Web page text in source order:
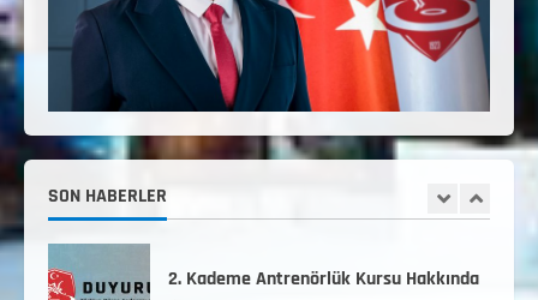
SON HABERLER
3. Kademe Güreş Antrenör Uygulama
Eğitimi Sivas’ta Açılıyor
Haziran 24, 2026
1
Minikler Gelişim Kampı Hakkında
2. Kademe Antrenörlük Kursu Hakkında